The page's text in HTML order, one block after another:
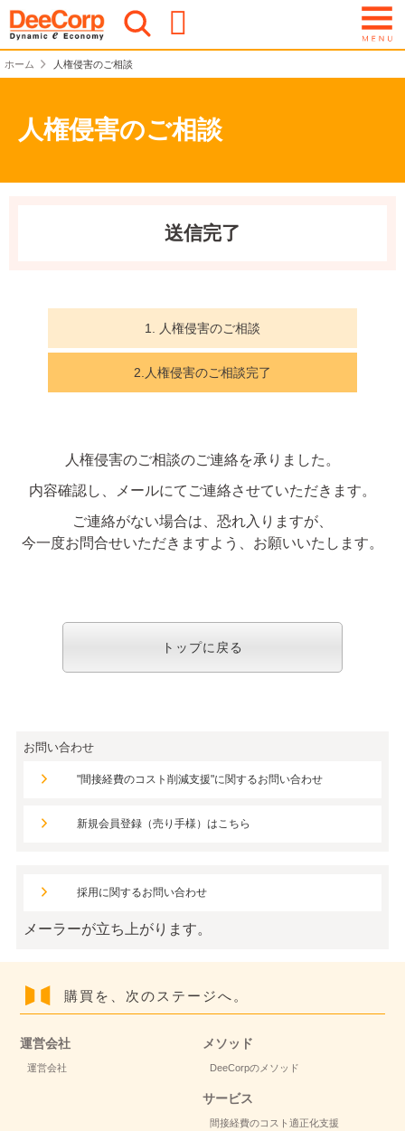
ホーム 人権侵害のご相談
人権侵害のご相談
送信完了
1. 人権侵害のご相談
2.人権侵害のご相談完了
人権侵害のご相談のご連絡を承りました。
内容確認し、メールにてご連絡させていただきます。
ご連絡がない場合は、恐れ入りますが、
今一度お問合せいただきますよう、お願いいたします。
トップに戻る
お問い合わせ
"間接経費のコスト削減支援"に関するお問い合わせ
新規会員登録（売り手様）はこちら
採用に関するお問い合わせ
メーラーが立ち上がります。
購買を、次のステージへ。
運営会社
運営会社
メソッド
DeeCorpのメソッド
サービス
間接経費のコスト適正化支援